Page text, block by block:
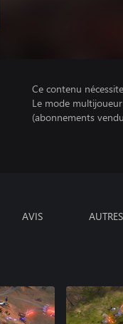
Ce contenu
Le mode
(abonnements
AVIS AUTRES